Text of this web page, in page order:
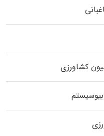
کشاورزی